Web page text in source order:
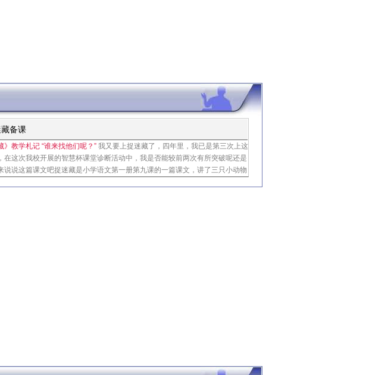
备课
陈捷
》教学札记 “谁来找他们呢？”我又要上捉迷藏了，四年里，我已是第三次上这
在这次我校开展的智慧杯课堂诊断活动中，我是否能较前两次有所突破呢还是
说说这篇课文吧捉迷藏是小学语文第一册第九课的一篇课文，讲了三只小动物